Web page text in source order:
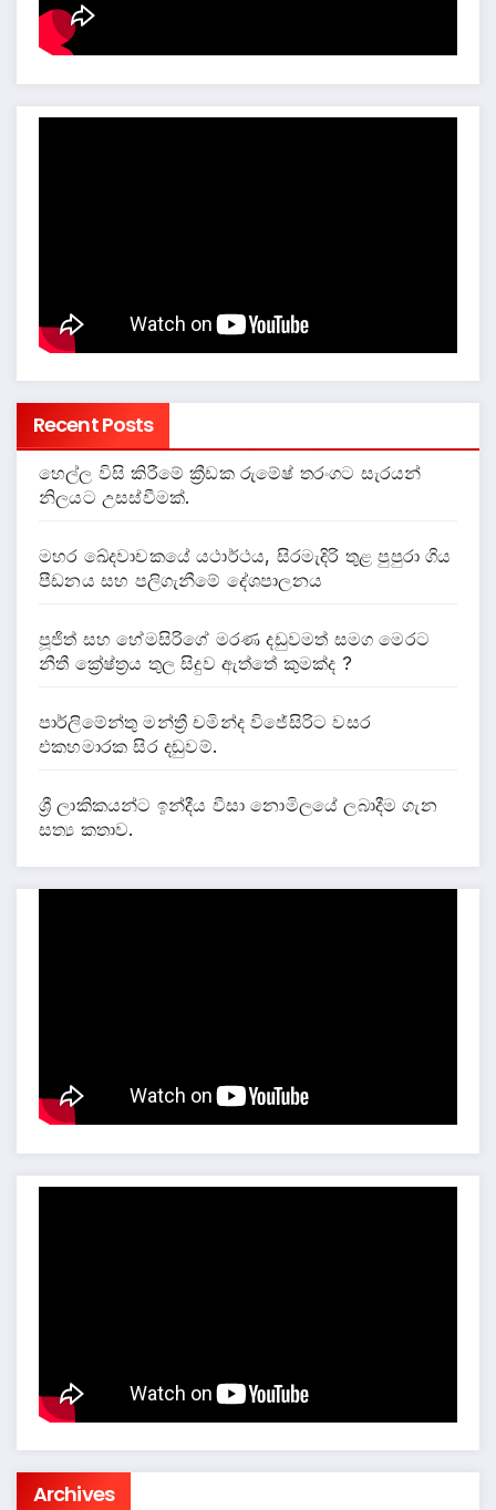
Recent Posts
හෙල්ල විසි කිරීමේ ක්‍රීඩක රුමේෂ් තරංගට සැරයන්
නිලයට උසස්වීමක්.
මහර ඛේදවාචකයේ යථාර්ථය, සිරමැදිරි තුළ පුපුරා ගිය
පීඩනය සහ පලිගැනීමේ දේශපාලනය
පූජිත් සහ හේමසිරිගේ මරණ දඩුවමත් සමග මෙරට
නීතී ක්‍රේෂ්ත්‍රය තුල සිදුව ඇත්තේ කුමක්ද ?
පාර්ලිමේන්තු මන්ත්‍රී චමින්ද විජේසිරිට වසර
එකහමාරක සිර දඬුවම්.
ශ්‍රී ලාකිකයන්ට ඉන්දීය වීසා නොමිලයේ ලබාදීම ගැන
සත්‍ය කතාව.
Archives